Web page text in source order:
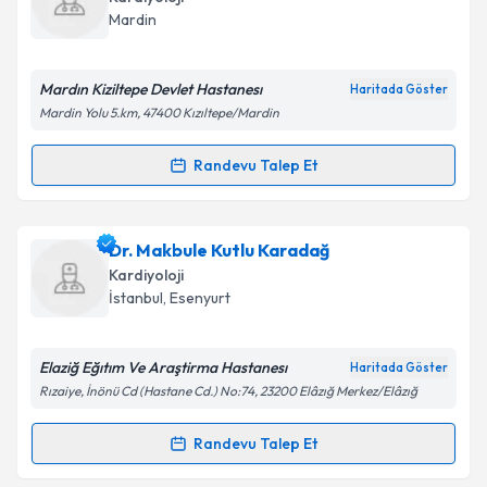
takvim hazırlandığında e-posta ile bilgilendireceğiz.
Kişisel verilerimin işlenmesine ilişkin
Metni'ni okudum ve kişisel verilerimin belirtilen
Takvim Talebini Gönder
Mardin
Mardın Kiziltepe Devlet Hastanesı Haritada Göster
Mardin Yolu 5.km, 47400 Kızıltepe/Mardin
Randevu Talep Et
Randevu Takvimi Talebi
Dr. Burhan Aslaniçin randevu takvimi talebi
oluşturun. Size bu uzmandan randevu almanız için bir
takvim hazırlandığında e-posta ile bilgilendireceğiz.
Kişisel verilerimin işlenmesine ilişkin
Metni'ni okudum ve kişisel verilerimin belirtilen
Dr. Makbule Kutlu Karadağ
Kardiyoloji
İstanbul, Esenyurt
Elaziğ Eğıtım Ve Araştirma Hastanesı Haritada Göster
Rızaiye, İnönü Cd (Hastane Cd.) No:74, 23200 Elâzığ Merkez/Elâzığ
Randevu Talep Et
Randevu Takvimi Talebi